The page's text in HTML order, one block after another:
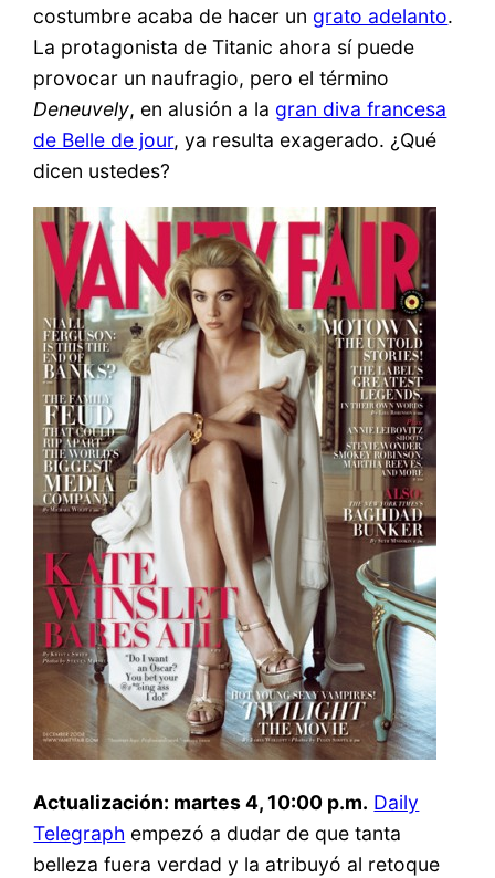
costumbre acaba de hacer un grato adelanto.
La protagonista de Titanic ahora sí puede
provocar un naufragio, pero el término
Deneuvely, en alusión a la gran diva francesa
de Belle de jour, ya resulta exagerado. ¿Qué
dicen ustedes?
Actualización: martes 4, 10:00 p.m. Daily
Telegraph empezó a dudar de que tanta
belleza fuera verdad y la atribuyó al retoque